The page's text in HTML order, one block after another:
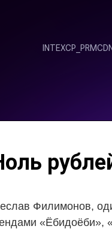
Филимонов,
«Ёбидоёби»,